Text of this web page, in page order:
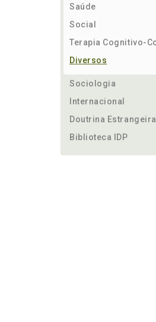
Saúde
Social
Diversos
Sociologia
Internacional
Doutrina Estrangeira
Biblioteca IDP